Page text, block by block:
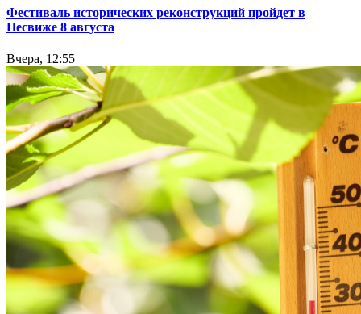
Фестиваль исторических реконструкций пройдет в
Несвиже 8 августа
Вчера, 12:55